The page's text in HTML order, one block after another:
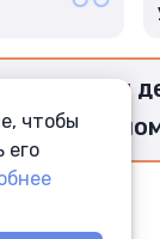
Перевести
чтобы
его